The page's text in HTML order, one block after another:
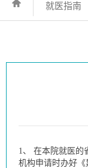
就医指南
1、
在本院就医的
机构申请时办好